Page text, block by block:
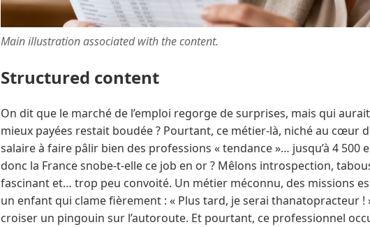
Main illustration associated with the content.
Structured content
On dit que le marché de l’emploi regorge de surprises, mais qui
mieux payées restait boudée ? Pourtant, ce métier-là, niché au cœur
salaire à faire pâlir bien des professions « tendance »… jusqu’à 4 500
donc la France snobe-t-elle ce job en or ? Mêlons introspection,
fascinant et… trop peu convoité. Un métier méconnu, des missions
un enfant qui clame fièrement : « Plus tard, je serai thanatopracteur !
croiser un pingouin sur l’autoroute. Et pourtant, ce professionnel